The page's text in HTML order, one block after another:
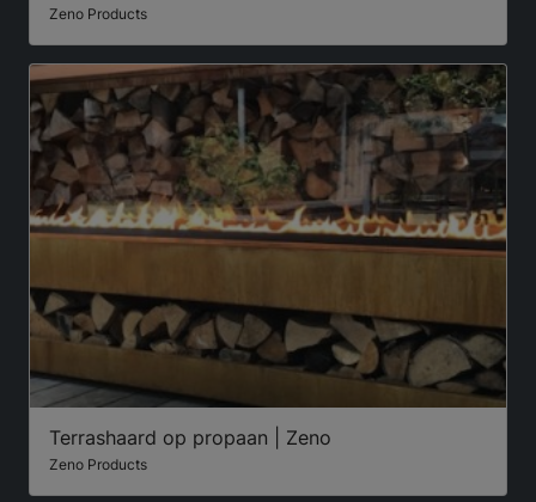
Zeno Products
Terrashaard op propaan | Zeno
Zeno Products